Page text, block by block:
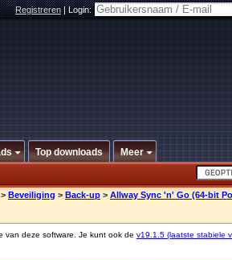
Registreren|Login:
Top downloads Meer
> Beveiliging > Back-up > Allway Sync 'n' Go (64-bit
van deze software. Je kunt ook de v19.1.5 (laatste stabiele